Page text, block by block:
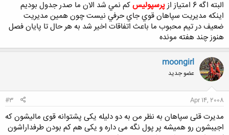
البته اگه 6 امتياز از پرسپوليسكم نمي شد الان ما صدر جدول بوديم
اينكه مديريت سپاهان قوي جاي حرفي نيست چون همين مديريت
ضعيف در تيم محبوب ما باعث اتفاقات اخير شد به هر حال تا پايان فصل
هنوز چند هفته مونده
moongirl
عضو جدید
Apr 14, 2008
#3
مدیرت قئی سپاهان به نظر من به دو دلیله یکی پشتوانه قوی مالیشون که
اجیبشون رو همیشه پر پول نگه می داره و یکی هم کم بودن طرفداراشون